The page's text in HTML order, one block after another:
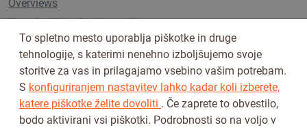
Overviews
Uporabniški paketi in cenik
Sledi nam na
To spletno mesto uporablja piškotke in druge
tehnologije, s katerimi nenehno izboljšujemo svoje
storitve za vas in prilagajamo vsebino vašim potrebam.
S konfiguriranjem nastavitev lahko kadar koli izberete,
katere piškotke želite dovoliti . Če zaprete to obvestilo,
bodo aktivirani vsi piškotki. Podrobnosti so na voljo v